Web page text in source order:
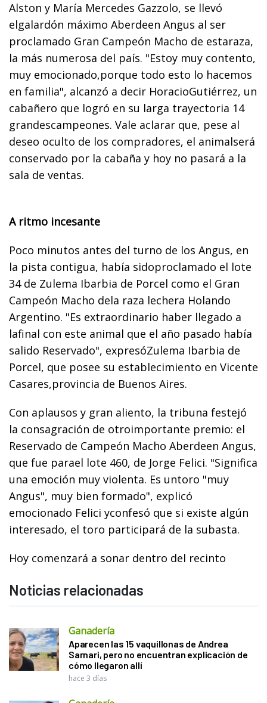
Alston y María Mercedes Gazzolo, se llevó
elgalardón máximo Aberdeen Angus al ser
proclamado Gran Campeón Macho de estaraza,
la más numerosa del país. "Estoy muy contento,
muy emocionado,porque todo esto lo hacemos
en familia", alcanzó a decir HoracioGutiérrez, un
cabañero que logró en su larga trayectoria 14
grandescampeones. Vale aclarar que, pese al
deseo oculto de los compradores, el animalserá
conservado por la cabaña y hoy no pasará a la
sala de ventas.
A ritmo incesante
Poco minutos antes del turno de los Angus, en
la pista contigua, había sidoproclamado el lote
34 de Zulema Ibarbia de Porcel como el Gran
Campeón Macho dela raza lechera Holando
Argentino. "Es extraordinario haber llegado a
lafinal con este animal que el año pasado había
salido Reservado", expresóZulema Ibarbia de
Porcel, que posee su establecimiento en Vicente
Casares,provincia de Buenos Aires.
Con aplausos y gran aliento, la tribuna festejó
la consagración de otroimportante premio: el
Reservado de Campeón Macho Aberdeen Angus,
que fue parael lote 460, de Jorge Felici. "Significa
una emoción muy violenta. Es untoro "muy
Angus", muy bien formado", explicó
emocionado Felici yconfesó que si existe algún
interesado, el toro participará de la subasta.
Hoy comenzará a sonar dentro del recinto
Noticias relacionadas
Ganadería
Aparecen las 15 vaquillonas de Andrea
Sarnari, pero no encuentran explicación de
cómo llegaron allí
hace 3 días